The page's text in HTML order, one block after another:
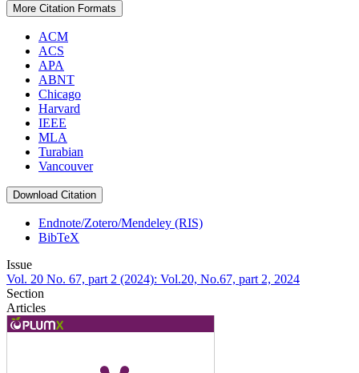
More Citation Formats
ACM
ACS
APA
ABNT
Chicago
Harvard
IEEE
MLA
Turabian
Vancouver
Download Citation
Endnote/Zotero/Mendeley (RIS)
BibTeX
Issue
Vol. 20 No. 67, part 2 (2024): Vol.20, No.67, part 2, 2024
Section
Articles